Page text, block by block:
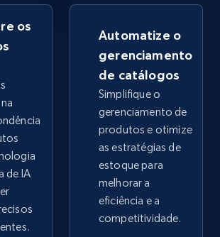
Breadcrumbs, Root category, and
Comece agora
records by category
id, Title, Seller name, Seller rating,
Breadcrumbs, Root category, and
359+ Comece agora
os
de IA
Automatize o
gerenciamento
de catálogos
Simplifique o
gerenciamento de
produtos e otimize
as estratégias de
estoque para
melhorar a
eficiência e a
competitividade.